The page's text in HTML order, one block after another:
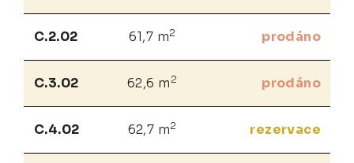
C.2.02 61,7 m2 prodáno
C.3.02 62,6 m 2 prodáno
C.4.02 62,7 m2 rezervace